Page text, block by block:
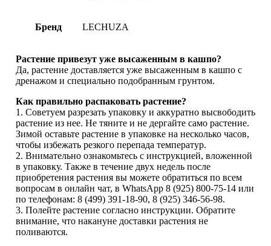
Бренд LECHUZA
Растение привезут уже высаженным в кашпо?
Да, растение доставляется уже высаженным в кашпо с
дренажом и специально подобранным грунтом.
Как правильно распаковать растение?
1. Советуем разрезать упаковку и аккуратно высвободить
растение из нее. Не тяните и не дергайте само растение.
Зимой оставьте растение в упаковке на несколько часов,
чтобы избежать резкого перепада температур.
2. Внимательно ознакомьтесь с инструкцией, вложенной
в упаковку. Также в течение двух недель после
приобретения растения вы можете обратиться по всем
вопросам в онлайн чат, в WhatsApp 8 (925) 800-75-14 или
по телефонам: 8 (499) 391-18-90, 8 (925) 346-56-98.
3. Полейте растение согласно инструкции. Обратите
внимание, что накануне доставки растения не
поливаются.